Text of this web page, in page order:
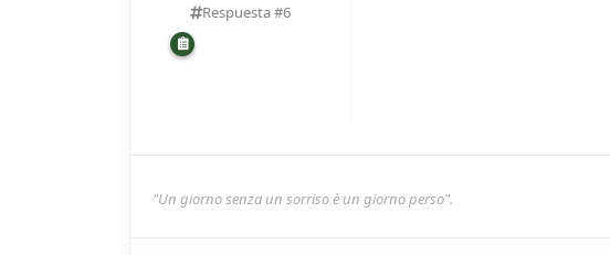
Respuesta #6
"Un giorno senza un sorriso è un giorno perso".